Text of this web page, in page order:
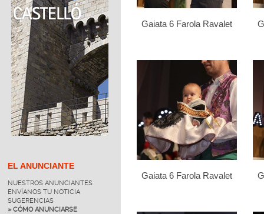
EL ANUNCIANTE
NUESTROS ANUNCIANTES
ENVÍANOS TU NOTICIA
SUGERENCIAS
» CÓMO ANUNCIARSE
Gaiata 6 Farola Ravalet
Gaiata 6 Farola Ravalet